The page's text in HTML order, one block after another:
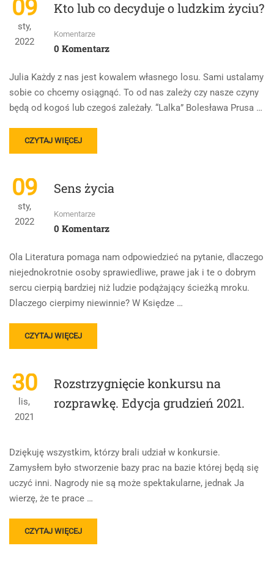
WYBRANY
JAKO
CZAS
BUNTU
09
sty,
2022
Kto lub co decyduje o ludzkim życiu?
Komentarze
0 Komentarz
Julia Każdy z nas jest kowalem własnego losu. Sami ustalamy
sobie co chcemy osiągnąć. To od nas zależy czy nasze czyny
będą od kogoś lub czegoś zależały. “Lalka” Bolesława Prusa …
READ
MORE
KTO
LUB
CO
DECYDUJE
O
CZYTAJ WIĘCEJ
09
sty,
2022
Sens życia
Komentarze
0 Komentarz
Ola Literatura pomaga nam odpowiedzieć na pytanie, dlaczego
niejednokrotnie osoby sprawiedliwe, prawe jak i te o dobrym
sercu cierpią bardziej niż ludzie podążający ścieżką mroku.
Dlaczego cierpimy niewinnie? W Księdze …
READ
MORE
SENS
ŻYCIA
CZYTAJ WIĘCEJ
30
lis,
2021
Rozstrzygnięcie konkursu na
rozprawkę. Edycja grudzień 2021.
Dziękuję wszystkim, którzy brali udział w konkursie.
Zamysłem było stworzenie bazy prac na bazie której będą się
uczyć inni. Nagrody nie są może spektakularne, jednak Ja
wierzę, że te prace …
READ
MORE
CZYTAJ WIĘCEJ